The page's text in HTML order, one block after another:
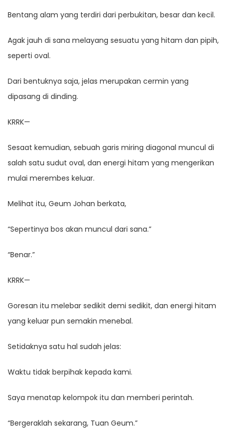
Bentang alam yang terdiri dari perbukitan, besar dan kecil.
Agak jauh di sana melayang sesuatu yang hitam dan pipih,
seperti oval.
Dari bentuknya saja, jelas merupakan cermin yang
dipasang di dinding.
KRRK—
Sesaat kemudian, sebuah garis miring diagonal muncul di
salah satu sudut oval, dan energi hitam yang mengerikan
mulai merembes keluar.
Melihat itu, Geum Johan berkata,
“Sepertinya bos akan muncul dari sana.”
“Benar.”
KRRK—
Goresan itu melebar sedikit demi sedikit, dan energi hitam
yang keluar pun semakin menebal.
Setidaknya satu hal sudah jelas:
Waktu tidak berpihak kepada kami.
Saya menatap kelompok itu dan memberi perintah.
“Bergeraklah sekarang, Tuan Geum.”